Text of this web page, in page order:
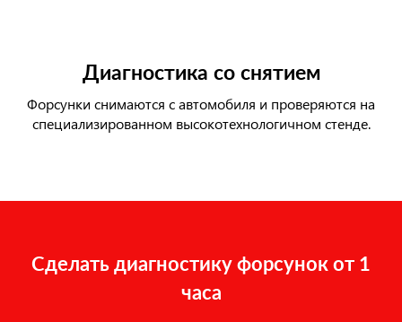
Диагностика со снятием
Форсунки снимаются с автомобиля и проверяются на
специализированном высокотехнологичном стенде.
Сделать диагностику форсунок от 1
часа